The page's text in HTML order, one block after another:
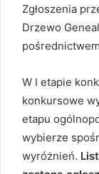
Zgłoszenia
Drzewo
W I etapie
konkursowe
etapu
wybierze
wyróżnień.